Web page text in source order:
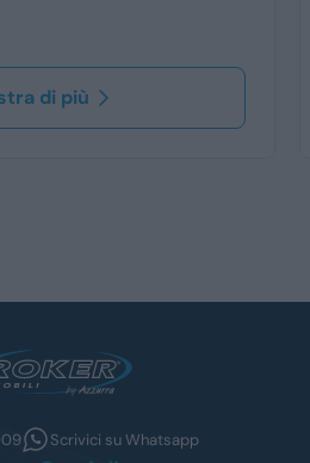
di più
Scrivici su Whatsapp